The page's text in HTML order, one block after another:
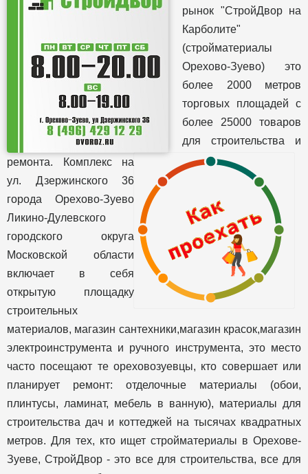
рынок "СтройДвор на
Карболите"
(стройматериалы
Орехово-Зуево) это
более 2000 метров
торговых площадей с
более 25000 товаров
для строительства и
ремонта. Комплекс на
ул. Дзержинского 36
города Орехово-Зуево
Ликино-Дулевского
городского округа
Московской области
включает в себя
открытую площадку
строительных
материалов, магазин сантехники,магазин красок,магазин
электроинструмента и ручного инструмента, это место
часто посещают те ореховозуевцы, кто совершает или
планирует ремонт: отделочные материалы (обои,
плинтусы, ламинат, мебель в ванную), материалы для
строительства дач и коттеджей на тысячах квадратных
метров. Для тех, кто ищет стройматериалы в Орехове-
Зуеве, СтройДвор - это все для строительства, все для